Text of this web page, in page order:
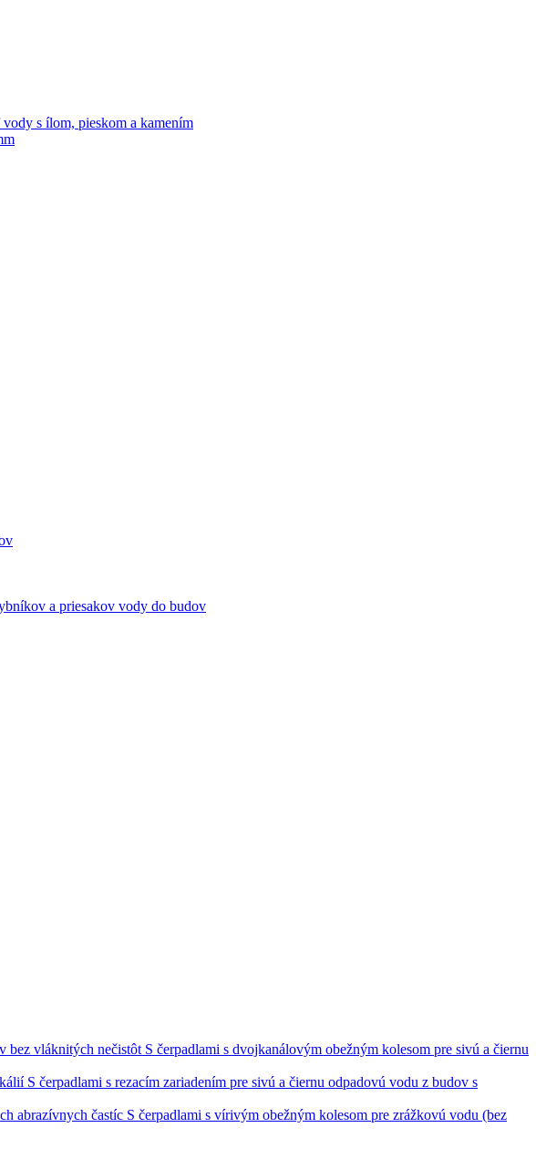
s ílom, pieskom a kamením
a priesakov vody do budov
S čerpadlami s dvojkanálovým obežným kolesom pre sivú a čiernu
S čerpadlami s rezacím zariadením pre sivú a čiernu odpadovú vodu z budov s
S čerpadlami s vírivým obežným kolesom pre zrážkovú vodu (bez